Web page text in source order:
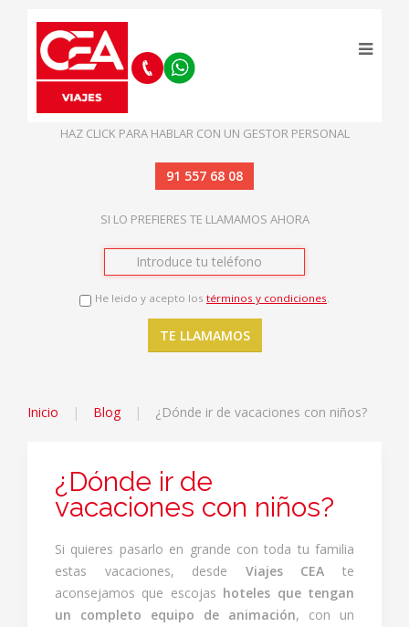
HAZ CLICK PARA HABLAR CON UN GESTOR PERSONAL
91 557 68 08
SI LO PREFIERES TE LLAMAMOS AHORA
He leido y acepto los términos y condiciones.
Inicio Blog ¿Dónde ir de vacaciones con niños?
¿Dónde ir de
vacaciones con niños?
Si quieres pasarlo en grande con toda tu familia
estas vacaciones, desde Viajes CEA te
aconsejamos que escojas hoteles que tengan
un completo equipo de animación, con un